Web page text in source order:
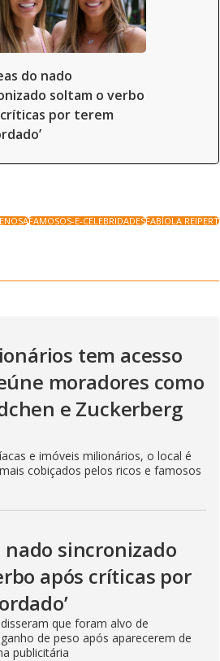
do nado
soltam o verbo
por terem
FAMOSOS-E-CELEBRIDADESFABÍOLA REIPERT
tem acesso
moradores como
e Zuckerberg
e imóveis milionários, o local é
cobiçados pelos ricos e famosos
nado sincronizado
após críticas por
que foram alvo de
de peso após aparecerem de
publicitária